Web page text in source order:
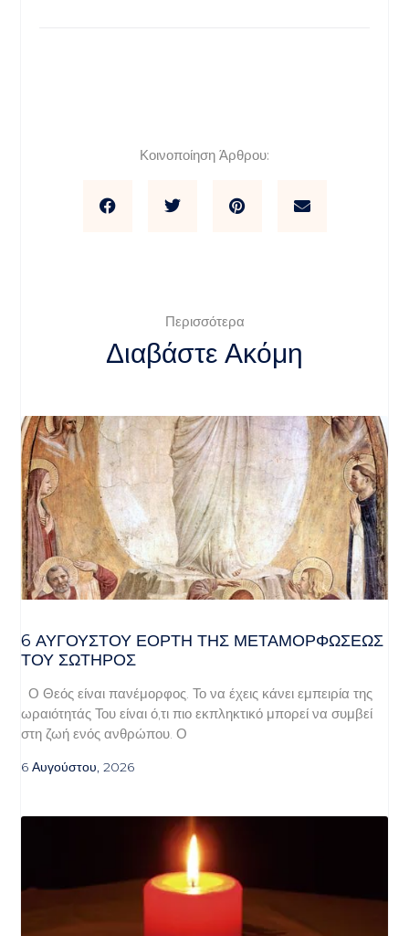
Κοινοποίηση Άρθρου:
Περισσότερα
Διαβάστε Ακόμη
6 ΑΥΓΟΥΣΤΟΥ ΕΟΡΤΗ ΤΗΣ ΜΕΤΑΜΟΡΦΩΣΕΩΣ
ΤΟΥ ΣΩΤΗΡΟΣ
Ο Θεός είναι πανέμορφος. Το να έχεις κάνει εμπειρία της
ωραιότητάς Του είναι ό,τι πιο εκπληκτικό μπορεί να συμβεί
στη ζωή ενός ανθρώπου. Ο
6 Αυγούστου, 2026